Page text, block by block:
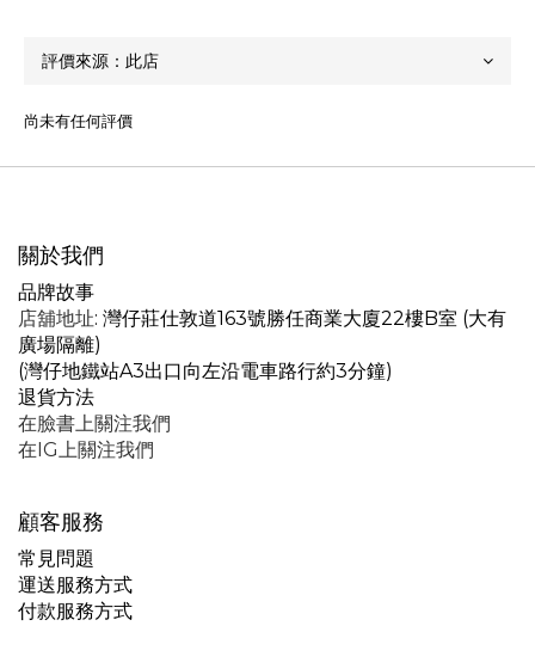
尚未有任何評價
關於我們
品牌故事
店舖地址: 灣仔莊仕敦道163號勝任商業大廈22樓B室 (大有
廣場隔離)
(灣仔地鐵站A3出口向左沿電車路行約3分鐘)
退貨方法
在臉書上關注我們
在IG上關注我們
顧客服務
常見問題
運送服務方式
付款服務方式